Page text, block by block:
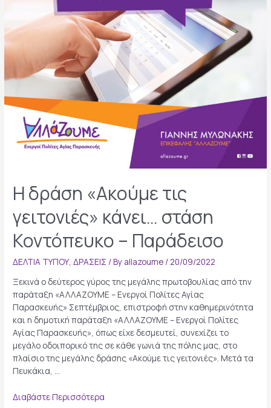
Η δράση «Ακούμε τις
γειτονιές» κάνει… στάση
Κοντόπευκο – Παράδεισο
ΔΕΛΤΙΑ ΤΥΠΟΥ ,ΔΡΑΣΕΙΣ / By allazoume / 20/09/2022
Ξεκινά ο δεύτερος γύρος της μεγάλης πρωτοβουλίας από την
παράταξη «ΑΛΛΑΖΟΥΜΕ – Ενεργοί Πολίτες Αγίας
Παρασκευής» Σεπτέμβριος, επιστροφή στην καθημερινότητα
και η δημοτική παράταξη «ΑΛΛΑΖΟΥΜΕ – Ενεργοί Πολίτες
Αγίας Παρασκευής», όπως είχε δεσμευτεί, συνεχίζει το
μεγάλο οδοιπορικό της σε κάθε γωνιά της πόλης μας, στο
πλαίσιο της μεγάλης δράσης «Ακούμε τις γειτονιές». Μετά τα
Πευκάκια, …
Η
Διαβάστε Περισσότερα